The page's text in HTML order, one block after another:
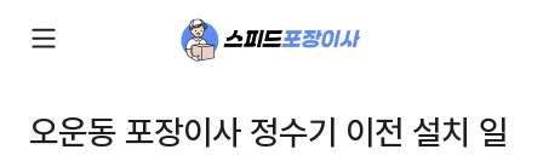
오운동 포장이사 정수기 이전 설치 일